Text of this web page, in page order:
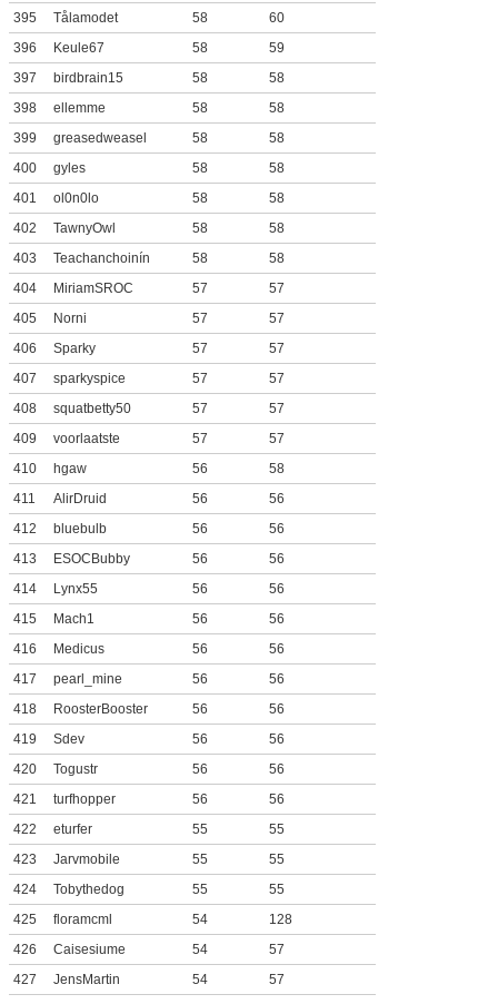
395
Tålamodet 58
60
396
Keule67 58
59
397
birdbrain15 58
58
398
ellemme 58
58
399
greasedweasel 58
58
400
gyles 58
58
401
ol0n0lo 58
58
402
TawnyOwl 58
58
403
Teachanchoinín 58
58
404
MiriamSROC 57
57
405
Norni 57
57
406
Sparky 57
57
407
sparkyspice 57
57
408
squatbetty50 57
57
409
voorlaatste 57
57
410
hgaw 56
58
411
AlirDruid 56
56
412
bluebulb 56
56
413
ESOCBubby 56
56
414
Lynx55 56
56
415
Mach1 56
56
416
Medicus 56
56
417
pearl_mine 56
56
418
RoosterBooster 56
56
419
Sdev 56
56
420
Togustr 56
56
421
turfhopper 56
56
422
eturfer 55
55
423
Jarvmobile 55
55
424
Tobythedog 55
55
425
floramcml 54
128
426
Caisesiume 54
57
427
JensMartin 54
57